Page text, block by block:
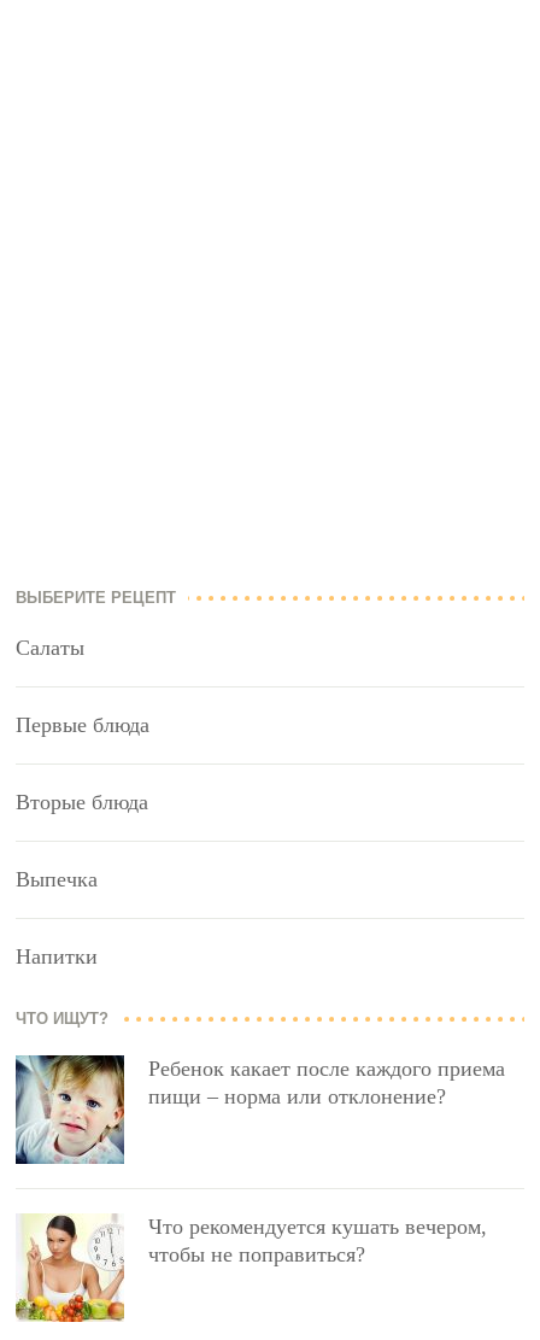
ВЫБЕРИТЕ РЕЦЕПТ
Салаты
Первые блюда
Вторые блюда
Выпечка
Напитки
ЧТО ИЩУТ?
Ребенок какает после каждого приема
пищи – норма или отклонение?
Что рекомендуется кушать вечером,
чтобы не поправиться?